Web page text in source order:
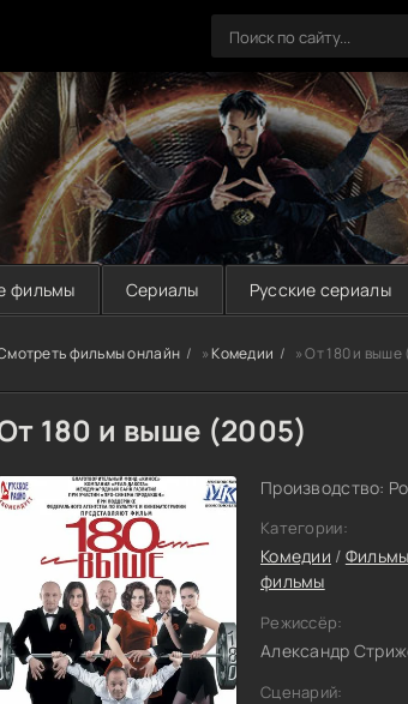
фильмы Сериалы Русские сериалы
фильмы онлайн »Комедии » От 180 и
180 и выше (2005)
Производство:
Категории:
Комедии / Фильмы
фильмы
Режиссёр:
Александр
Сценарий: